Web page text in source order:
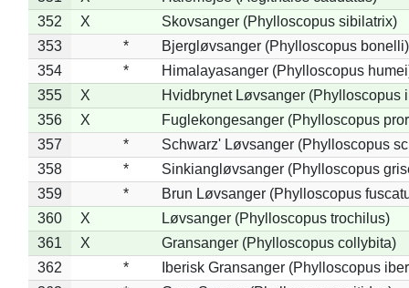
352
X
Skovsanger (Phylloscopus sibilatrix)
353
*
Bjergløvsanger (Phylloscopus bonelli)
354
*
Himalayasanger (Phylloscopus
355
X
Hvidbrynet Løvsanger (Phylloscopus
356
X
Fuglekongesanger (Phylloscopus
357
*
Schwarz' Løvsanger (Phylloscopus
358
*
Sinkiangløvsanger (Phylloscopus
359
*
Brun Løvsanger (Phylloscopus
360
X
Løvsanger (Phylloscopus trochilus)
361
X
Gransanger (Phylloscopus collybita)
362
*
Iberisk Gransanger (Phylloscopus